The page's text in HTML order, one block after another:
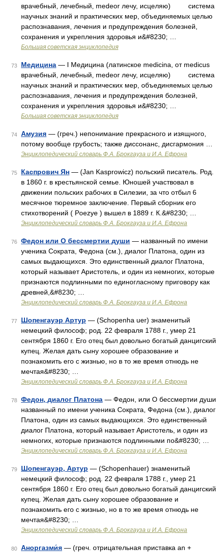
врачебный, лечебный, medeor лечу, исцеляю) система
научных знаний и практических мер, объединяемых целью
распознавания, лечения и предупреждения болезней,
сохранения и укрепления здоровья и&#8230; …
Большая советская энциклопедия
73 Медицина — I Медицина (латинское medicina, от medicus
врачебный, лечебный, medeor лечу, исцеляю) система
научных знаний и практических мер, объединяемых целью
распознавания, лечения и предупреждения болезней,
сохранения и укрепления здоровья и&#8230; …
Большая советская энциклопедия
74 Амузия — (греч.) непонимание прекрасного и изящного,
потому вообще грубость; также диссонанс, дисгармония …
Энциклопедический словарь Ф.А. Брокгауза и И.А. Ефрона
75 Каспрович Ян — (Jan Kasprowicz) польский писатель. Род.
в 1860 г. в крестьянской семье. Юношей участвовал в
движении польских рабочих в Силезии, за что отбыл 6
месячное тюремное заключение. Первый сборник его
стихотворений ( Poezye ) вышел в 1889 г. К.&#8230; …
Энциклопедический словарь Ф.А. Брокгауза и И.А. Ефрона
76 Федон или О бессмертии души — названный по имени
ученика Сократа, Федона (см.), диалог Платона, один из
самых выдающихся. Это единственный диалог Платона,
который называет Аристотель, и один из немногих, которые
признаются подлинными по единогласному приговору как
древней,&#8230; …
Энциклопедический словарь Ф.А. Брокгауза и И.А. Ефрона
77 Шопенгауэр Артур — (Schopenha uer) знаменитый
немецкий философ; род. 22 февраля 1788 г., умер 21
сентября 1860 г. Его отец был довольно богатый данцигский
купец. Желая дать сыну хорошее образование и
познакомить его с жизнью, но в то же время отнюдь не
мечтая&#8230; …
Энциклопедический словарь Ф.А. Брокгауза и И.А. Ефрона
78 Федон, диалог Платона — Федон, или О бессмертии души
названный по имени ученика Сократа, Федона (см.), диалог
Платона, один из самых выдающихся. Это единственный
диалог Платона, который называет Аристотель, и один из
немногих, которые признаются подлинными по&#8230; …
Энциклопедический словарь Ф.А. Брокгауза и И.А. Ефрона
79 Шопенгауэр, Артур — (Schopenhauer) знаменитый
немецкий философ; род. 22 февраля 1788 г., умер 21
сентября 1860 г. Его отец был довольно богатый данцигский
купец. Желая дать сыну хорошее образование и
познакомить его с жизнью, но в то же время отнюдь не
мечтая&#8230; …
Энциклопедический словарь Ф.А. Брокгауза и И.А. Ефрона
80 Аноргазми́я — (греч. отрицательная приставка an +